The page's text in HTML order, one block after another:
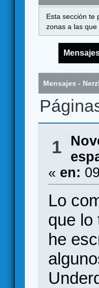
Esta sección te
zonas a las que
Mensajes -
1
« en:
Lo
que lo
he